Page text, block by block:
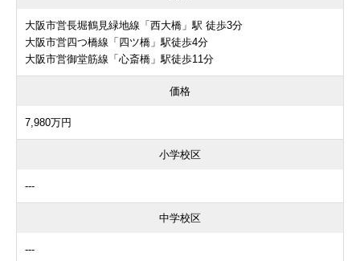
大阪市営長堀鶴見緑地線「西大橋」駅 徒歩3分
大阪市営四つ橋線「四ツ橋」駅徒歩4分
大阪市営御堂筋線「心斎橋」駅徒歩11分
価格
7,980万円
小学校区
---
中学校区
---